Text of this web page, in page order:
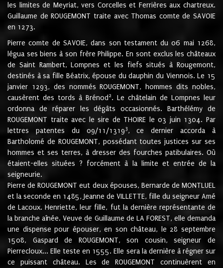
les limites de Meyriat, vers Corcelles et Ferrières aux chartreux.
Guillaume de ROUGEMONT traite avec Thomas comte de SAVOIE
en 1273.
Pierre comte de SAVOIE, dans son testament du 06 mai 1268,
légua ses biens à son frère Philippe. En sont exclus les châteaux
de Saint Rambert, Lompnes et les fiefs situés à Rougemont,
destinés à sa fille Béatrix, épouse du dauphin du Viennois. Le 15
janvier 1293, des nommés ROUGEMONT, hommes dits nobles,
causèrent des tords à Brénod 2. Le châtelain de Lompnes leur
ordonna de réparer les dégâts occasionnés. Barthélémy de
ROUGEMONT traite avec le sire de THOIRE le 03 juin 1304. Par
lettres patentes du 09/11/13193, ce dernier accorda à
Bartholomé de ROUGEMONT, possédant toutes justices sur ses
hommes et ses terres, à dresser des fourches patibulaires. Où
étaient-elles situées ? forcément à la limite et entrée de la
seigneurie.
Pierre de ROUGEMONT eut deux épouses, Bernarde de MONTLUEL
et la seconde en 1485, Jeanne de VILLETTE, fille du seigneur Amé
de Lacoux. Henriette, leur fille, fut la dernière représentante de
la branche aînée. Veuve de Guillaume de LA FOREST, elle demanda
une dispense pour épouser, en son château, le 28 septembre
1508, Gaspard de ROUGEMONT, son cousin, seigneur de
Pierrecloux... Elle teste en 1555. Elle sera la dernière à régner sur
ce puissant château. Les de ROUGEMONT continuèrent en